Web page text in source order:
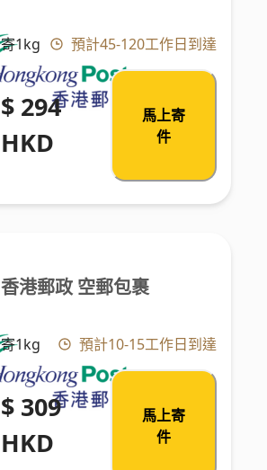
寄1kg 預計45-120工作日到達
$ 294
HKD
馬上寄
件
香港郵政 空郵包裹
寄1kg 預計10-15工作日到達
$ 309
HKD
馬上寄
件